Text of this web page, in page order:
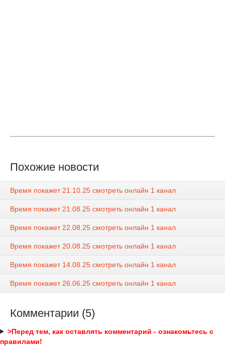
Похожие новости
Время покажет 21.10.25 смотреть онлайн 1 канал
Время покажет 21.08.25 смотреть онлайн 1 канал
Время покажет 22.08.25 смотреть онлайн 1 канал
Время покажет 20.08.25 смотреть онлайн 1 канал
Время покажет 14.08.25 смотреть онлайн 1 канал
Время покажет 26.06.25 смотреть онлайн 1 канал
Комментарии (5)
>Перед тем, как оставлять комментарий - ознакомьтесь с
правилами!